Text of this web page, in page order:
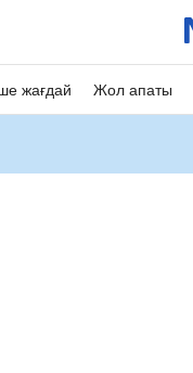
жағдай Жол апаты